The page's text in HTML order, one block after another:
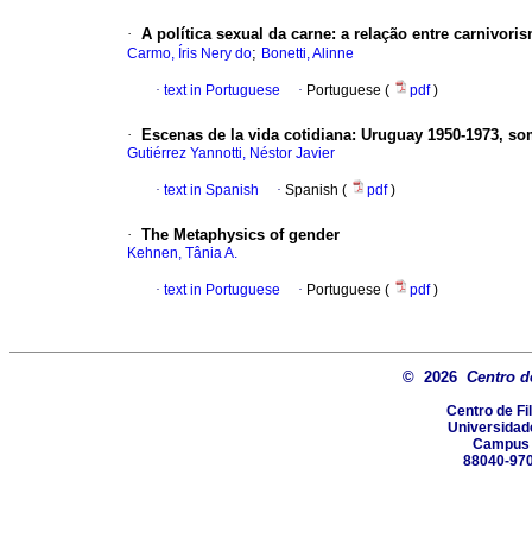
· A política sexual da carne: a relação entre
Carmo, Íris Nery do; Bonetti, Alinne
· text in Portuguese · Portuguese ( pdf)
· Escenas de la vida cotidiana: Uruguay 1950-1973,
Gutiérrez Yannotti, Néstor Javier
· text in Spanish · Spanish ( pdf)
· The Metaphysics of gender
Kehnen, Tânia A.
· text in Portuguese · Portuguese ( pdf)
© 2026 Centro
Centro de
88040-